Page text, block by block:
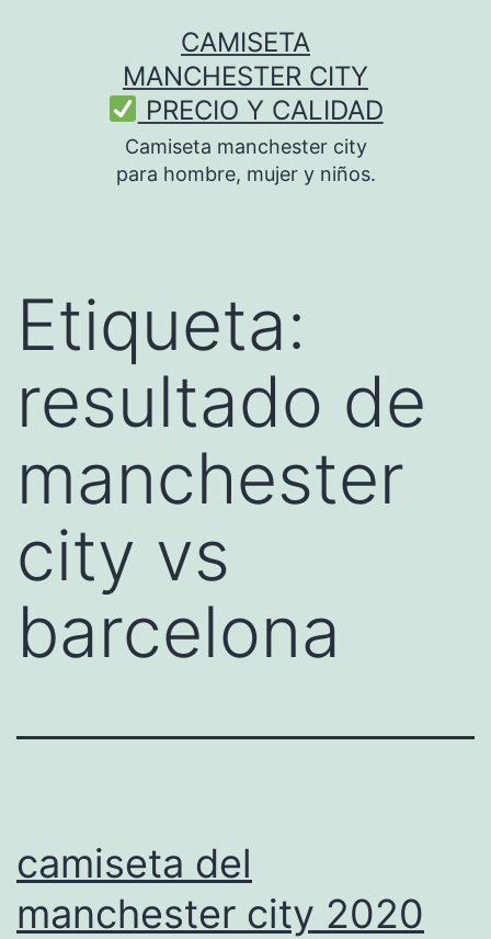
CAMISETA
MANCHESTER CITY
PRECIO Y CALIDAD
Camiseta manchester city
para hombre, mujer y niños.
Etiqueta:
resultado de
manchester
city vs
barcelona
camiseta del
manchester city 2020